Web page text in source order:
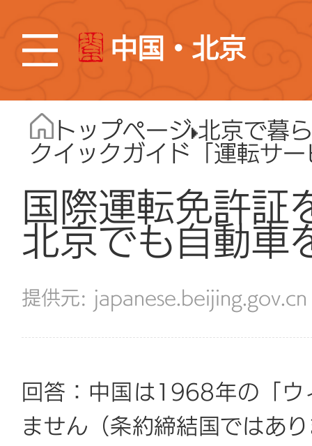
中国・北京
トップページ 北京で暮
クイックガイド「運転サ
国際運転免許証
北京でも自動車
japanese.beijing.gov.cn
回答：中国は1968年の「ウ
ません（条約締結国ではあ